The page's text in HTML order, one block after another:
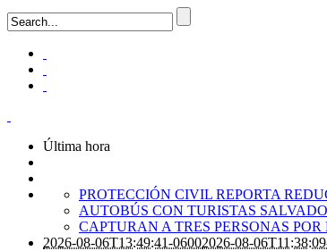
Última hora
PROTECCIÓN CIVIL REPORTA
AUTOBÚS CON TURISTAS
CAPTURAN A TRES PERSONAS
2026-08-06T13:49:41-06002026-08-